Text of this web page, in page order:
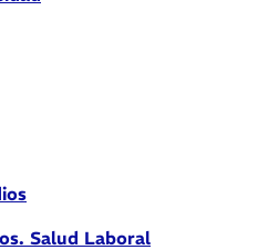
Salud Laboral